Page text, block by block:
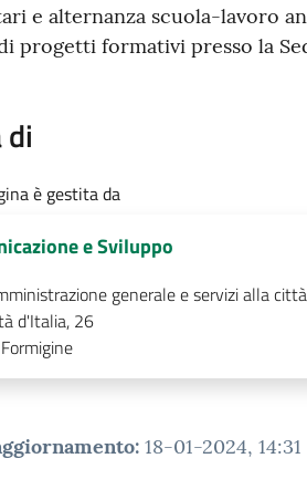
e alternanza scuola-lavoro
progetti formativi presso la
di
è gestita da
e Sviluppo
generale e servizi alla città
d'Italia, 26
Formigine
: 18-01-2024, 14:31